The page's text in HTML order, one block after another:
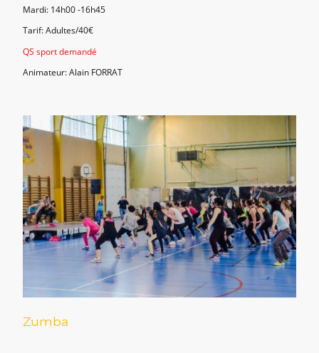
Mardi: 14h00 -16h45
Tarif: Adultes/40€
QS sport demandé
Animateur: Alain FORRAT
Zumba